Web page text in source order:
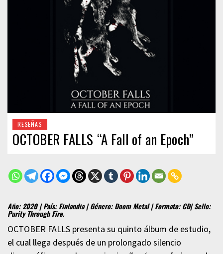
RESEÑAS
OCTOBER FALLS “A Fall of an Epoch”
Año: 2020 | País: Finlandia | Género: Doom Metal | Formato: CD| Sello:
Purity Through Fire.
OCTOBER FALLS presenta su quinto álbum de estudio,
el cual llega después de un prolongado silencio